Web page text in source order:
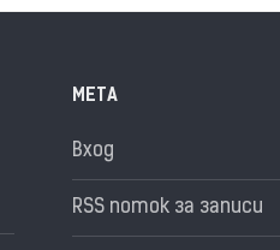
МЕТА
Вход
RSS поток за записи